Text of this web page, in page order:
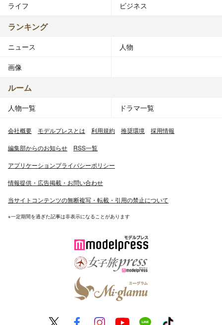
ライフ ビジネス
ランキング
ニュース 人物
画像
ルーム
人物一覧 ドラマ一覧
会社概要 モデルプレスとは 利用規約 推奨環境 採用情報
編集部からのお知らせ RSS一覧
アプリケーションプライバシーポリシー
情報提供・広告掲載・お問い合わせ
当サイトコンテンツの無断複写・転載・引用の禁止について
※一定期間を過ぎた記事は非表示になることがあります